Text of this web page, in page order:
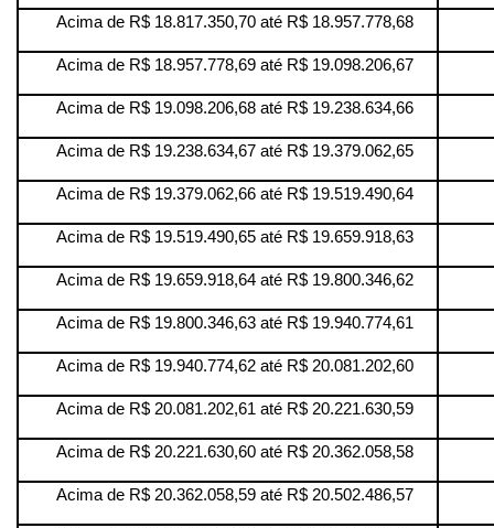
Acima de R$ 18.817.350,70 até R$ 18.957.778,68
Acima de R$ 18.957.778,69 até R$ 19.098.206,67
Acima de R$ 19.098.206,68 até R$ 19.238.634,66
Acima de R$ 19.238.634,67 até R$ 19.379.062,65
Acima de R$ 19.379.062,66 até R$ 19.519.490,64
Acima de R$ 19.519.490,65 até R$ 19.659.918,63
Acima de R$ 19.659.918,64 até R$ 19.800.346,62
Acima de R$ 19.800.346,63 até R$ 19.940.774,61
Acima de R$ 19.940.774,62 até R$ 20.081.202,60
Acima de R$ 20.081.202,61 até R$ 20.221.630,59
Acima de R$ 20.221.630,60 até R$ 20.362.058,58
Acima de R$ 20.362.058,59 até R$ 20.502.486,57